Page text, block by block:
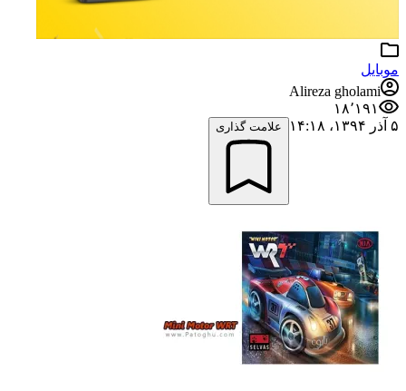
Alireza
علامت گذاری